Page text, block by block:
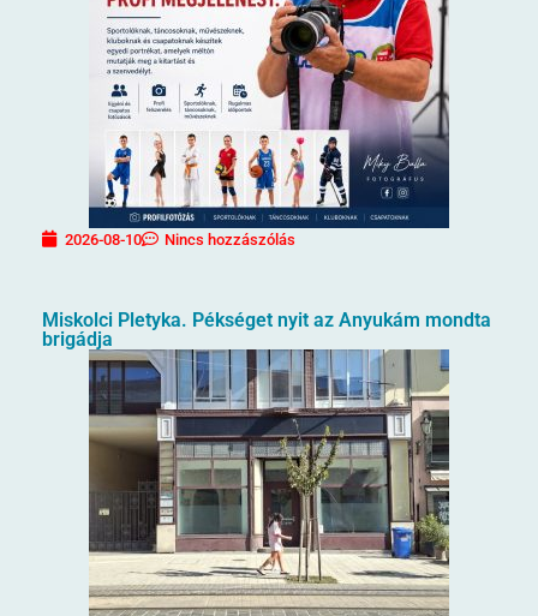
2026-08-10 Nincs hozzászólás
Miskolci Pletyka. Pékséget nyit az Anyukám mondta
brigádja